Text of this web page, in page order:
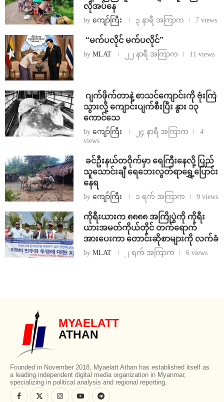
လိုအပ်နေ
by ကျော်ကြီး ၃ နာရီ အကြာက 7 views
⁨ ⁨“မက်ပလိုင် မက်ပလိုင်”
by MLAT ၂၂ နာရီ အကြာက 11 views
⁨⁩ ⁨ဂျက်ဖိုက်တာနဲ့ စာသင်ကျောင်းကို ဗုံးကြဲ
သွားလို့ ကျောင်းပျက်စီးပြီး နွား ၁၃
ကောင်သေ
by ကျော်ကြီး ၂၄ နာရီ အကြာက
4
views
⁩ ⁨ခင်ဦးနယ်တဝိုက်မှာ ရေကြီးနေလို့ ပြည်
သူသောင်းချီ ရေဘေးလွတ်ရာရွှေ့ပြောင်း
နေရ
by ကျော်ကြီး ၁ ရက် အကြာက 9 views
ကိုရီးယားက ၈၈၈၈ အကြိုပွဲကို ကိုရီး
ယားအမတ်ကိုယ်တိုင် တက်ရောက်
အားပေးကာ တောင်းဆိုစာများကို လက်ခံ
by MLAT ၂ ရက် အကြာက 6 views
MYAELATT
ATHAN
Founded in November 2018, Myaelatt Athan has established itself as
a leading independent digital media organization in Myanmar,
specializing in political analysis and regional reporting.